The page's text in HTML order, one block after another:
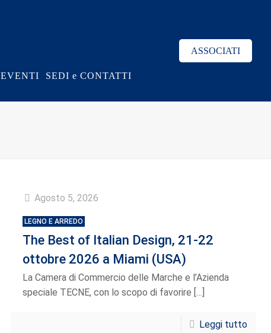
EVENTI SEDI e CONTATTI
ASSOCIATI
Agosto 5, 2026
LEGNO E ARREDO
The Best of Italian Design, 21-22
ottobre 2026 a Miami (USA)
La Camera di Commercio delle Marche e l’Azienda
speciale TECNE, con lo scopo di favorire […]
Leggi tutto